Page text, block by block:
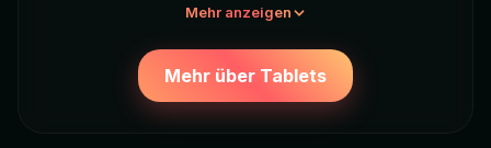
Mehr anzeigen
Mehr über Tablets